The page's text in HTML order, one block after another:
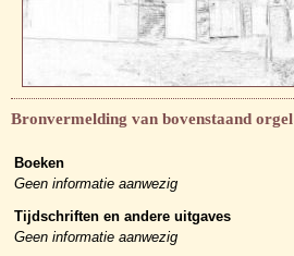
Bronvermelding van bovenstaand orgel
Boeken
Geen informatie aanwezig
Tijdschriften en andere uitgaves
Geen informatie aanwezig